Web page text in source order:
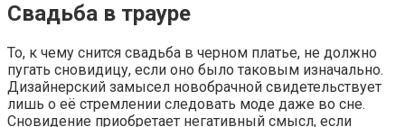
Свадьба в трауре
То, к чему снится свадьба в черном платье, не должно
пугать сновидицу, если оно было таковым изначально.
Дизайнерский замысел новобрачной свидетельствует
лишь о её стремлении следовать моде даже во сне.
Сновидение приобретает негативный смысл, если